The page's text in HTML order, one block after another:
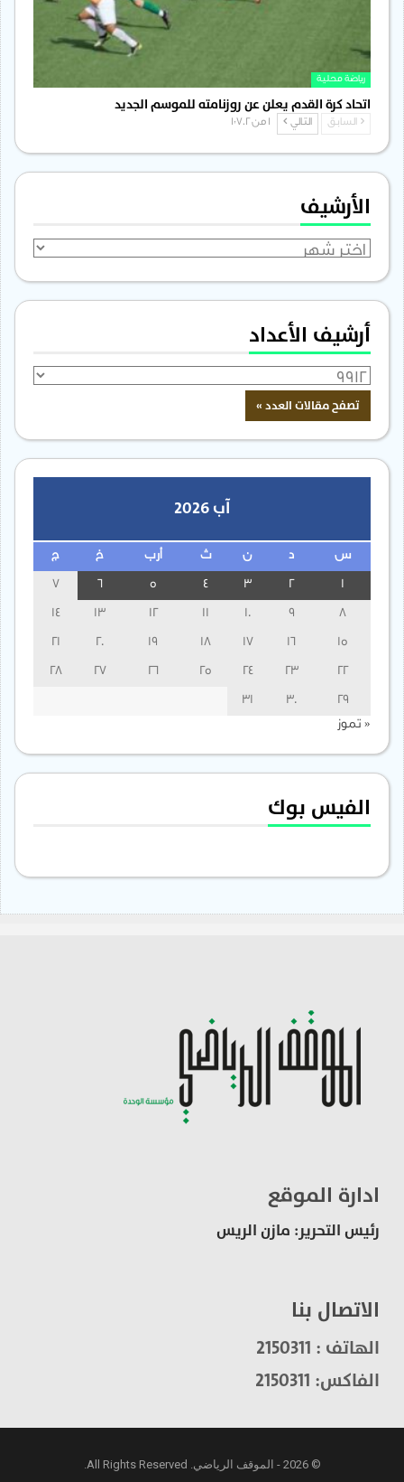
رياضة محلية
اتحاد كرة القدم يعلن عن روزنامته للموسم الجديد
السابق التالي
الأرشيف
الأرشيف
أرشيف الأعداد
آب 2026
س ن ث أرب خ ج
3
13
14
15
16
17
18
19
20
21
22
23
24
25
26
27
28
29
30
31
« تموز
الفيس بوك
ادارة الموقع
رئيس التحرير: مازن الريس
الاتصال بنا
الهاتف : 2150311
الفاكس: 2150311
© 2026 - الموقف الرياضي. All Rights Reserved.